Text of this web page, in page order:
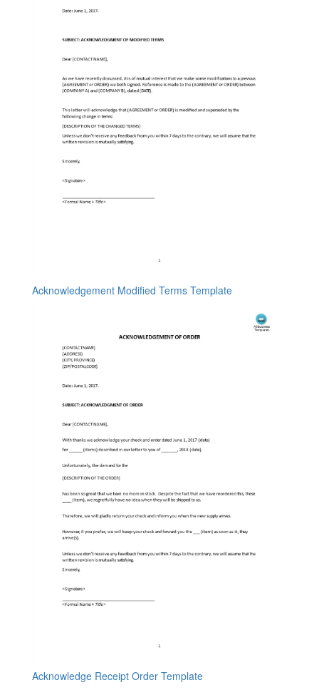
Acknowledgement Modified Terms Template
Acknowledge Receipt Order Template